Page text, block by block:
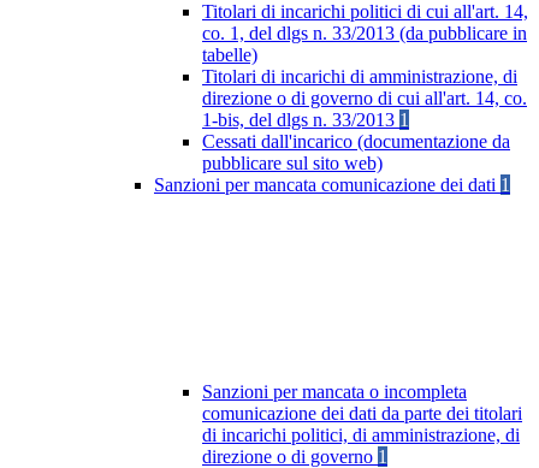
Titolari di incarichi politici di cui all'art. 14,
co. 1, del dlgs n. 33/2013 (da pubblicare in
tabelle)
Titolari di incarichi di amministrazione, di
direzione o di governo di cui all'art. 14, co.
1-bis, del dlgs n. 33/2013 1
Cessati dall'incarico (documentazione da
pubblicare sul sito web)
Sanzioni per mancata comunicazione dei dati 1
Sanzioni per mancata o incompleta
comunicazione dei dati da parte dei titolari
di incarichi politici, di amministrazione, di
direzione o di governo 1